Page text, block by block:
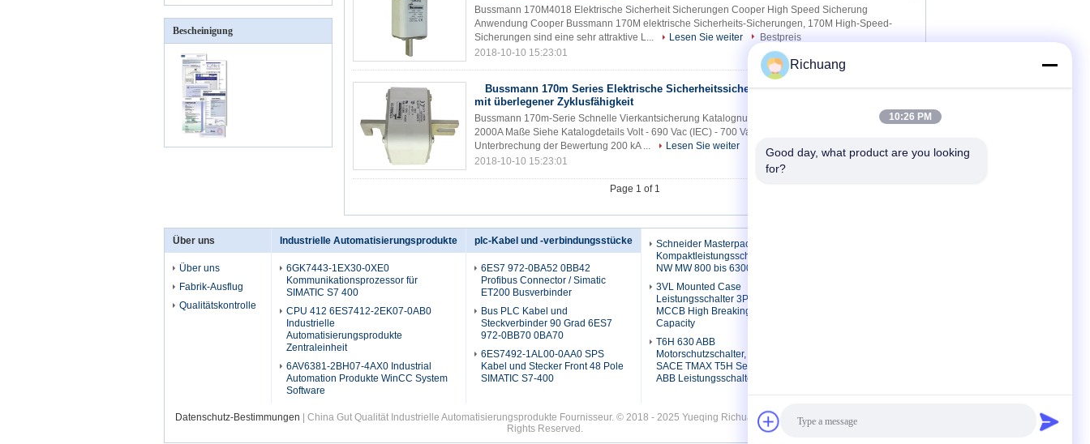
Bescheinigung
Bussmann 170M4018 Elektrische Sicherheit Sicherungen Cooper High Speed ​​Sicherung
Anwendung Cooper Bussmann 170M elektrische Sicherheits-Sicherungen, 170M High-Speed-
Sicherungen sind eine sehr attraktive L...
Lesen Sie weiter
Bestpreis
2018-10-10 15:23:01
Bussmann 170m Series Elektrische Sicherheitssicherungen
mit überlegener Zyklusfähigkeit
Bussmann 170m-Serie Schnelle Vierkantsicherung Katalognummer 690V / 700V (IEC / UL) 40-
2000A Maße Siehe Katalogdetails Volt - 690 Vac (IEC) - 700 Vac (UL) Ampere 40 - 2000 A
Unterbrechung der Bewertung 200 kA ...
Lesen Sie weiter
Bestpreis
2018-10-10 15:23:01
Page 1 of 1
Über uns
Über uns
Fabrik-Ausflug
Qualitätskontrolle
Industrielle Automatisierungsprodukte
6GK7443-1EX30-0XE0
Kommunikationsprozessor für
SIMATIC S7 400
CPU 412 6ES7412-2EK07-0AB0
Industrielle
Automatisierungsprodukte
Zentraleinheit
6AV6381-2BH07-4AX0 Industrial
Automation Produkte WinCC System
Software
plc-Kabel und -verbindungsstücke
6ES7 972-0BA52 0BB42
Profibus Connector / Simatic
ET200 Busverbinder
Bus PLC Kabel und
Steckverbinder 90 Grad 6ES7
972-0BB70 0BA70
6ES7492-1AL00-0AA0 SPS
Kabel und Stecker Front 48 Pole
SIMATIC S7-400
Schneider Masterpact
Kompaktleistungsschalter
NW MW 800 bis 6300 A
3VL Mounted Case
Leistungsschalter 3P 4P
MCCB High Breaking
Capacity
T6H 630 ABB
Motorschutzschalter,
SACE TMAX T5H Serie
ABB Leistungsschalter
Datenschutz-Bestimmungen | China Gut Qualität Industrielle Automatisierungsprodukte Fournisseur. © 2018 - 2025 Yueqing Richuang Automation Equipment Co.,Ltd. All
Rights Reserved.
Richuang
10:26 PM
Good day, what product are you looking
for?